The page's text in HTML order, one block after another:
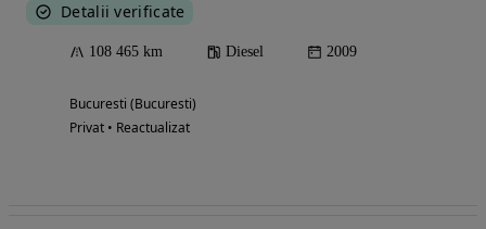
Detalii verificate
108 465 km Diesel 2009
Bucuresti (Bucuresti)
Privat • Reactualizat